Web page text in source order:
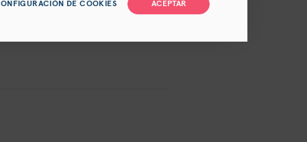
ACEPTAR
DE COOKIES